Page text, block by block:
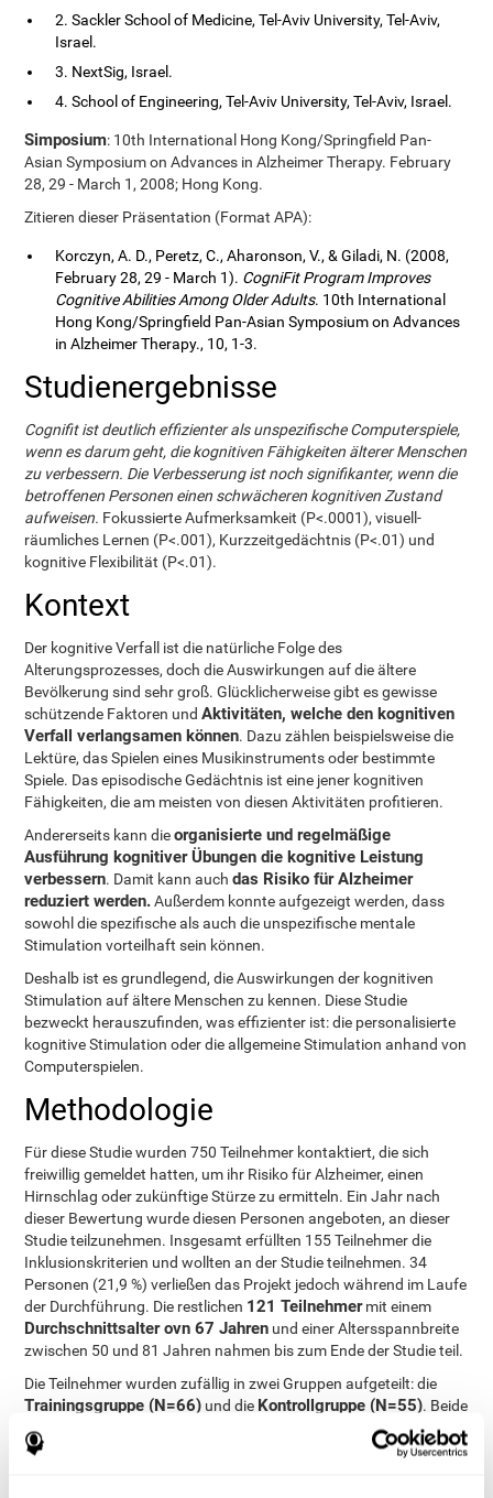
2. Sackler School of Medicine, Tel-Aviv University, Tel-Aviv,
Israel.
3. NextSig, Israel.
4. School of Engineering, Tel-Aviv University, Tel-Aviv, Israel.
Simposium: 10th International Hong Kong/Springfield Pan-
Asian Symposium on Advances in Alzheimer Therapy. February
28, 29 - March 1, 2008; Hong Kong.
Zitieren dieser Präsentation (Format APA):
Korczyn, A. D., Peretz, C., Aharonson, V., & Giladi, N. (2008,
February 28, 29 - March 1). CogniFit Program Improves
Cognitive Abilities Among Older Adults. 10th International
Hong Kong/Springfield Pan-Asian Symposium on Advances
in Alzheimer Therapy., 10, 1-3.
Studienergebnisse
Cognifit ist deutlich effizienter als unspezifische Computerspiele,
wenn es darum geht, die kognitiven Fähigkeiten älterer Menschen
zu verbessern. Die Verbesserung ist noch signifikanter, wenn die
betroffenen Personen einen schwächeren kognitiven Zustand
aufweisen. Fokussierte Aufmerksamkeit (P<.0001), visuell-
räumliches Lernen (P<.001), Kurzzeitgedächtnis (P<.01) und
kognitive Flexibilität (P<.01).
Kontext
Der kognitive Verfall ist die natürliche Folge des
Alterungsprozesses, doch die Auswirkungen auf die ältere
Bevölkerung sind sehr groß. Glücklicherweise gibt es gewisse
schützende Faktoren undAktivitäten, welche den kognitiven
Verfall verlangsamen können. Dazu zählen beispielsweise die
Lektüre, das Spielen eines Musikinstruments oder bestimmte
Spiele. Das episodische Gedächtnis ist eine jener kognitiven
Fähigkeiten, die am meisten von diesen Aktivitäten profitieren.
Andererseits kann dieorganisierte und regelmäßige
Ausführung kognitiver Übungen die kognitive Leistung
verbessern. Damit kann auchdas Risiko für Alzheimer
reduziert werden.Außerdem konnte aufgezeigt werden, dass
sowohl die spezifische als auch die unspezifische mentale
Stimulation vorteilhaft sein können.
Deshalb ist es grundlegend, die Auswirkungen der kognitiven
Stimulation auf ältere Menschen zu kennen. Diese Studie
bezweckt herauszufinden, was effizienter ist: die personalisierte
kognitive Stimulation oder die allgemeine Stimulation anhand von
Computerspielen.
Methodologie
Für diese Studie wurden 750 Teilnehmer kontaktiert, die sich
freiwillig gemeldet hatten, um ihr Risiko für Alzheimer, einen
Hirnschlag oder zukünftige Stürze zu ermitteln. Ein Jahr nach
dieser Bewertung wurde diesen Personen angeboten, an dieser
Studie teilzunehmen. Insgesamt erfüllten 155 Teilnehmer die
Inklusionskriterien und wollten an der Studie teilnehmen. 34
Personen (21,9 %) verließen das Projekt jedoch während im Laufe
der Durchführung. Die restlichen 121 Teilnehmermit einem
Durchschnittsalter ovn 67 Jahren und einer Altersspannbreite
zwischen 50 und 81 Jahren nahmen bis zum Ende der Studie teil.
Die Teilnehmer wurden zufällig in zwei Gruppen aufgeteilt: die
Trainingsgruppe (N=66) und die Kontrollgruppe (N=55). Beide
Gruppen wurden am Anfang und am Ende der Studie mit NexAde
bewertet. Die
realisierte 24